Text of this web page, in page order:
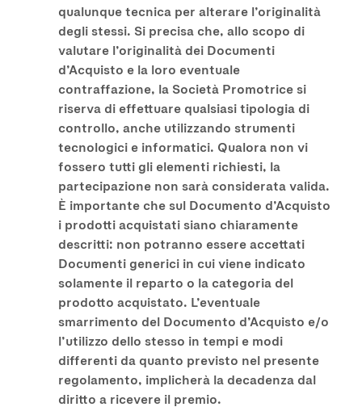
qualunque tecnica per alterare l’originalità
degli stessi. Si precisa che, allo scopo di
valutare l’originalità dei Documenti
d’Acquisto e la loro eventuale
contraffazione, la Società Promotrice si
riserva di effettuare qualsiasi tipologia di
controllo, anche utilizzando strumenti
tecnologici e informatici. Qualora non vi
fossero tutti gli elementi richiesti, la
partecipazione non sarà considerata valida.
È importante che sul Documento d’Acquisto
i prodotti acquistati siano chiaramente
descritti: non potranno essere accettati
Documenti generici in cui viene indicato
solamente il reparto o la categoria del
prodotto acquistato. L’eventuale
smarrimento del Documento d’Acquisto e/o
l’utilizzo dello stesso in tempi e modi
differenti da quanto previsto nel presente
regolamento, implicherà la decadenza dal
diritto a ricevere il premio.